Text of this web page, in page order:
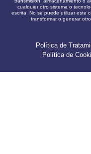
cualquier otro sistema o
escrita. No se puede utilizar este
transformar o generar
Política de
Política de